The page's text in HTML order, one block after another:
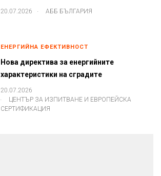
20.07.2026 . АББ БЪЛГАРИЯ
ЕНЕРГИЙНА ЕФЕКТИВНОСТ
Нова директива за енергийните
характеристики на сградите
20.07.2026
.
ЦЕНТЪР ЗА ИЗПИТВАНЕ И ЕВРОПЕЙСКА
СЕРТИФИКАЦИЯ